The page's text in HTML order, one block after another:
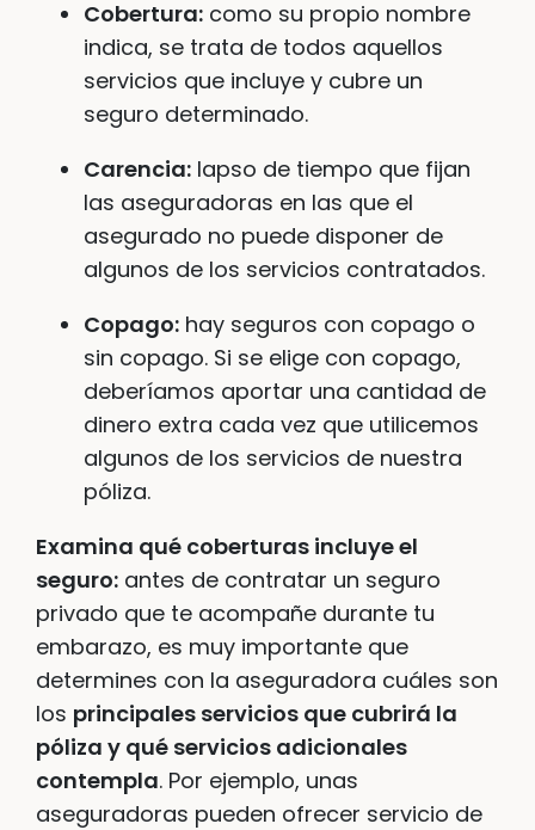
Cobertura: como su propio nombre
indica, se trata de todos aquellos
servicios que incluye y cubre un
seguro determinado.
Carencia: lapso de tiempo que fijan
las aseguradoras en las que el
asegurado no puede disponer de
algunos de los servicios contratados.
Copago: hay seguros con copago o
sin copago. Si se elige con copago,
deberíamos aportar una cantidad de
dinero extra cada vez que utilicemos
algunos de los servicios de nuestra
póliza.
Examina qué coberturas incluye el
seguro: antes de contratar un seguro
privado que te acompañe durante tu
embarazo, es muy importante que
determines con la aseguradora cuáles son
los principales servicios que cubrirá la
póliza y qué servicios adicionales
contempla. Por ejemplo, unas
aseguradoras pueden ofrecer servicio de